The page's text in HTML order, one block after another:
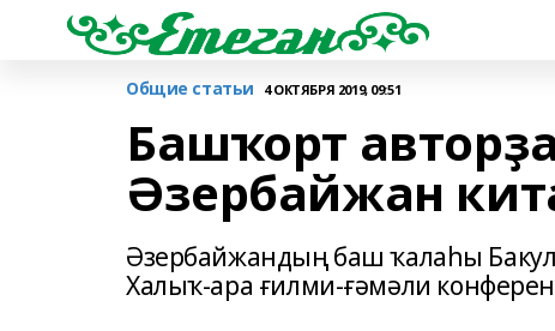
Общие статьи 4 ОКТЯБРЯ 2019, 09:51
Башҡорт
Әзербайжан
Әзербайжандың баш ҡалаһы
Халыҡ-ара ғилми-ғәмәли